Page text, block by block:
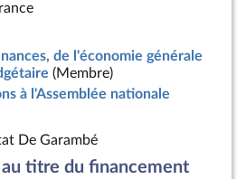
de l'économie générale
(Membre)
à l'Assemblée nationale
De Garambé
titre du financement